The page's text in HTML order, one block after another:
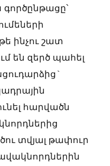
ինչու շատ
են զերծ պահել
հարվածն
տվյալ թափուր